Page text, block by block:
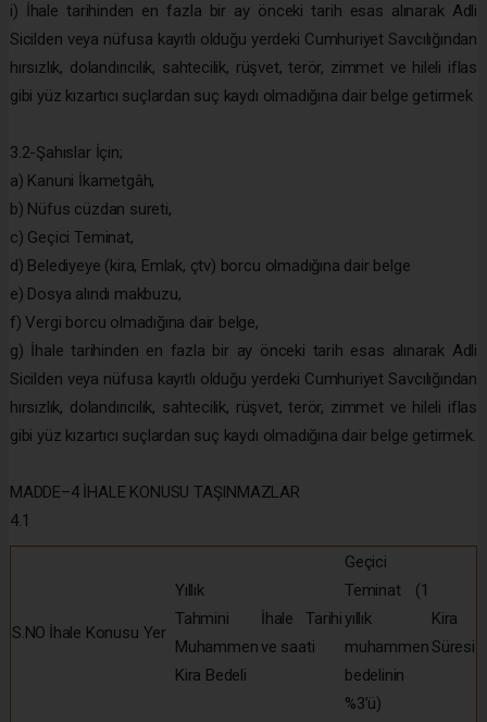
i) İhale tarihinden en fazla bir ay önceki tarih esas alınarak Adli
Sicilden veya nüfusa kayıtlı olduğu yerdeki Cumhuriyet Savcılığından
hırsızlık, dolandırıcılık, sahtecilik, rüşvet, terör, zimmet ve hileli iflas
gibi yüz kızartıcı suçlardan suç kaydı olmadığına dair belge getirmek
3.2-Şahıslar İçin;
a) Kanuni İkametgâh,
b) Nüfus cüzdan sureti,
c) Geçici Teminat,
d) Belediyeye (kira, Emlak, çtv) borcu olmadığına dair belge
e) Dosya alındı makbuzu,
f) Vergi borcu olmadığına dair belge,
g) İhale tarihinden en fazla bir ay önceki tarih esas alınarak Adli
Sicilden veya nüfusa kayıtlı olduğu yerdeki Cumhuriyet Savcılığından
hırsızlık, dolandırıcılık, sahtecilik, rüşvet, terör, zimmet ve hileli iflas
gibi yüz kızartıcı suçlardan suç kaydı olmadığına dair belge getirmek.
MADDE–4 İHALE KONUSU TAŞINMAZLAR
4.1
S.NO İhale Konusu Yer
Yıllık
Tahmini
Muhammen
Kira Bedeli
İhale Tarihi
ve saati
Geçici
Teminat (1
yıllık
muhammen
bedelinin
%3’ü)
Kira
Süresi